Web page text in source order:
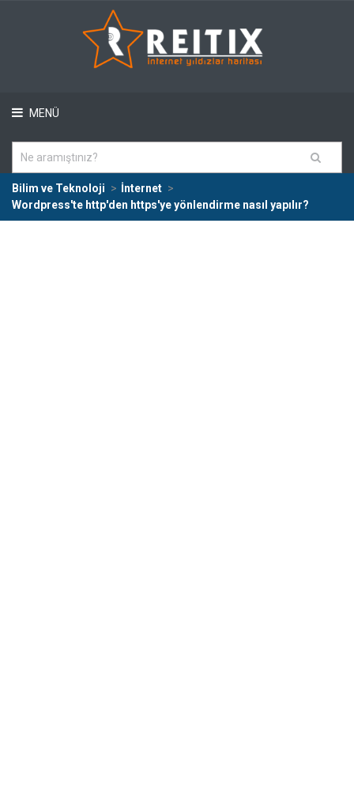
MENÜ
Bilim ve Teknoloji
İnternet
Wordpress'te http'den https'ye yönlendirme nasıl yapılır?